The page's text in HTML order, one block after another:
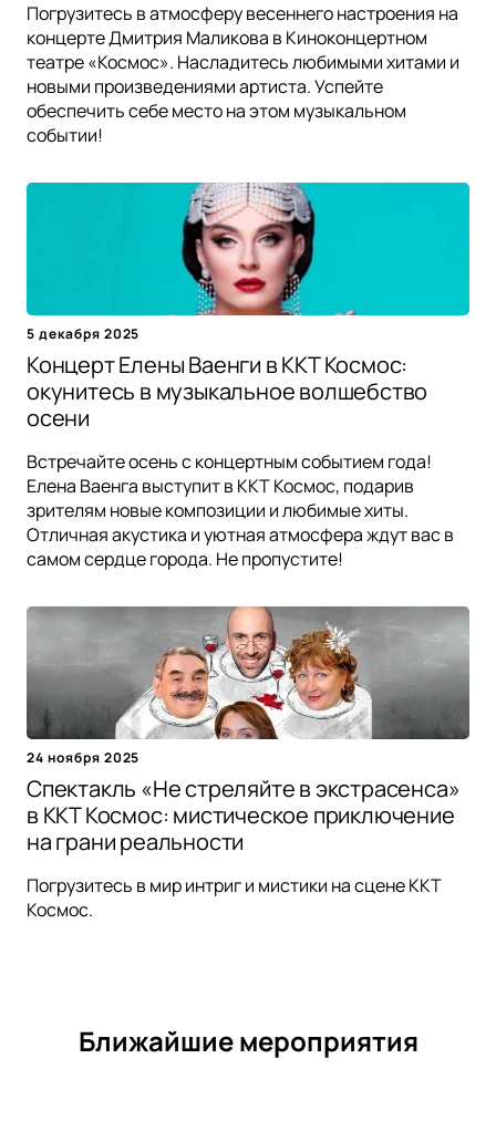
Погрузитесь в атмосферу весеннего настроения на
концерте Дмитрия Маликова в Киноконцертном
театре «Космос». Насладитесь любимыми хитами и
новыми произведениями артиста. Успейте
обеспечить себе место на этом музыкальном
событии!
5 декабря 2025
Концерт Елены Ваенги в ККТ Космос:
окунитесь в музыкальное волшебство
осени
Встречайте осень с концертным событием года!
Елена Ваенга выступит в ККТ Космос, подарив
зрителям новые композиции и любимые хиты.
Отличная акустика и уютная атмосфера ждут вас в
самом сердце города. Не пропустите!
24 ноября 2025
Спектакль «Не стреляйте в экстрасенса»
в ККТ Космос: мистическое приключение
на грани реальности
Погрузитесь в мир интриг и мистики на сцене ККТ
Космос.
Ближайшие мероприятия